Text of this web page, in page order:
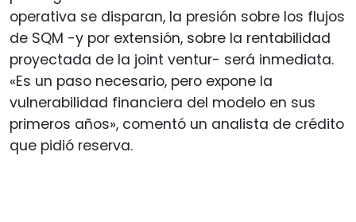
operativa se disparan, la presión sobre los flujos
de SQM -y por extensión, sobre la rentabilidad
proyectada de la joint ventur- será inmediata.
«Es un paso necesario, pero expone la
vulnerabilidad financiera del modelo en sus
primeros años», comentó un analista de crédito
que pidió reserva.